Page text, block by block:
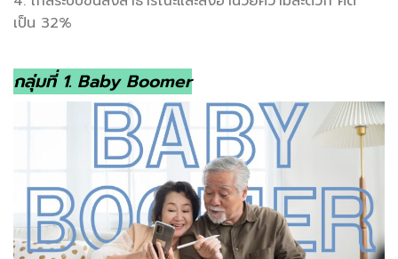
เป็น 32%
กลุ่มที่ 1. Baby Boomer